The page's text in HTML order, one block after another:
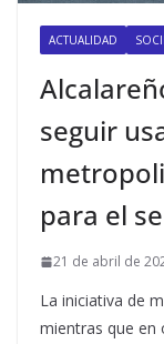
ACTUALIDAD
seguir
para el
21 de abril de
La iniciativa de
mientras que en